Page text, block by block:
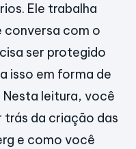
Ele trabalha
conversa com o
ser protegido
isso em forma de
leitura, você
trás da criação das
e como você